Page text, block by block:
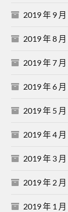
2019 年 9 月
2019 年 8 月
2019 年 7 月
2019 年 6 月
2019 年 5 月
2019 年 4 月
2019 年 3 月
2019 年 2 月
2019 年 1 月